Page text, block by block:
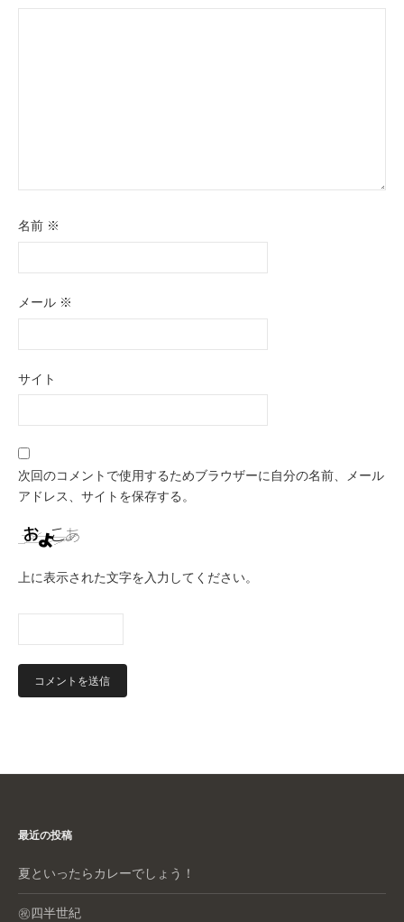
名前 ※
メール ※
サイト
次回のコメントで使用するためブラウザーに自分の名前、メール
アドレス、サイトを保存する。
上に表示された文字を入力してください。
最近の投稿
夏といったらカレーでしょう！
㊗️四半世紀